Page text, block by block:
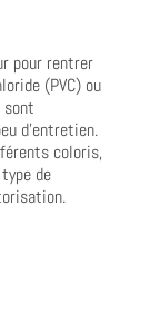
pour rentrer
(PVC) ou
sont
d’entretien.
coloris,
de